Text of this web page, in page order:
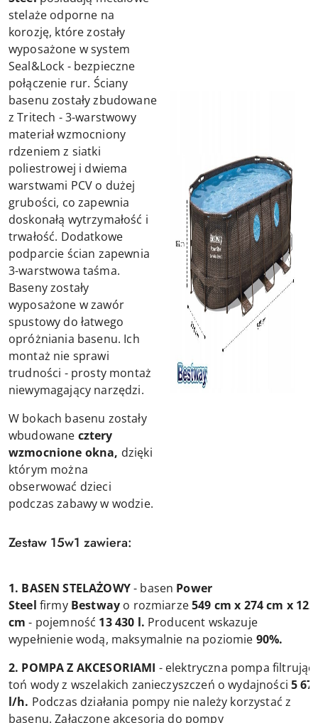
stelaże odporne na
korozję, które zostały
wyposażone w system
Seal&Lock - bezpieczne
połączenie rur. Ściany
basenu zostały zbudowane
z Tritech - 3-warstwowy
materiał wzmocniony
rdzeniem z siatki
poliestrowej i dwiema
warstwami PCV o dużej
grubości, co zapewnia
doskonałą wytrzymałość i
trwałość. Dodatkowe
podparcie ścian zapewnia
3-warstwowa taśma.
Baseny zostały
wyposażone w zawór
spustowy do łatwego
opróżniania basenu. Ich
montaż nie sprawi
trudności - prosty montaż
niewymagający narzędzi.
W bokach basenu zostały
wbudowane cztery
wzmocnione okna, dzięki
którym można
obserwować dzieci
podczas zabawy w wodzie.
Zestaw 15w1 zawiera:
1. BASEN STELAŻOWY- basen Power
Steel firmy Bestway o rozmiarze549 cm x 274 cm x 122
cm- pojemność 13 430 l. Producent wskazuje
wypełnienie wodą, maksymalnie na poziomie 90%.
2. POMPA Z AKCESORIAMI - elektryczna pompa
toń wody z wszelakich zanieczyszczeń o wydajności5
l/h. Podczas działania pompy nie należy korzystać z
basenu. Załączone akcesoria do pompy